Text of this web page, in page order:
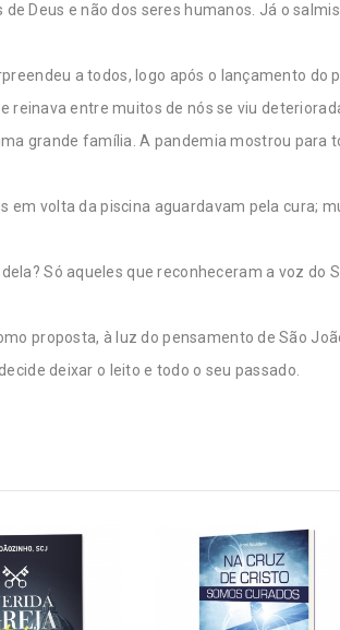
Deus e não dos seres humanos. Já o
a todos, logo após o lançamento do
entre muitos de nós se viu
grande família. A pandemia mostrou para
volta da piscina aguardavam pela cura;
Só aqueles que reconheceram a voz do
proposta, à luz do pensamento de São
deixar o leito e todo o seu passado.